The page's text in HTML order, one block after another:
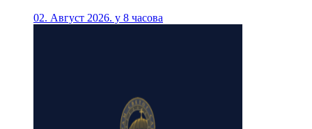
02. Август 2026. у 8 часова